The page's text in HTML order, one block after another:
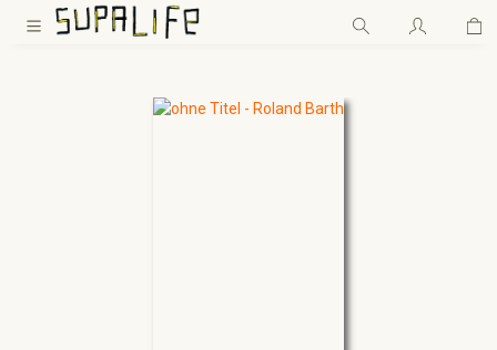
Zum Hauptinhalt springen